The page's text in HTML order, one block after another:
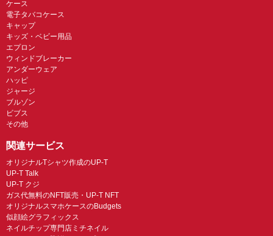
ケース
電子タバコケース
キャップ
キッズ・ベビー用品
エプロン
ウィンドブレーカー
アンダーウェア
ハッピ
ジャージ
ブルゾン
ビブス
その他
関連サービス
オリジナルTシャツ作成のUP-T
UP-T Talk
UP-T クジ
ガス代無料のNFT販売・UP-T NFT
オリジナルスマホケースのBudgets
似顔絵グラフィックス
ネイルチップ専門店ミチネイル